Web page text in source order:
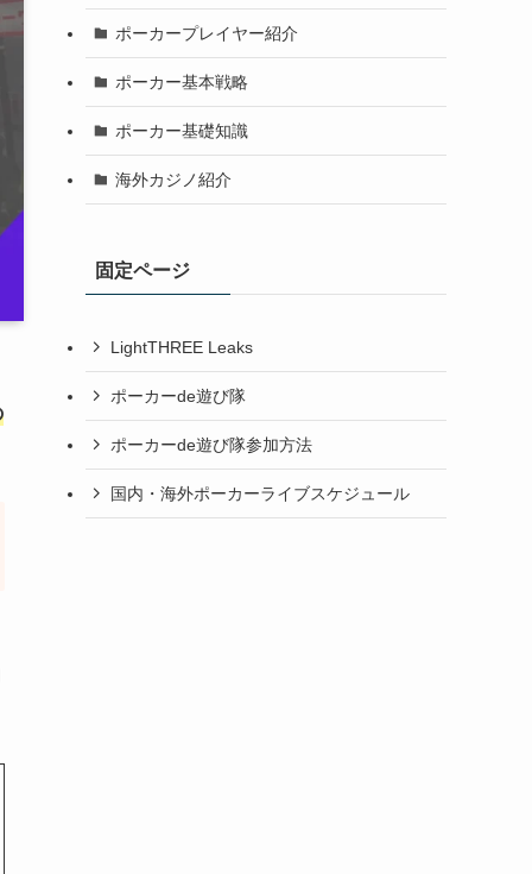
ポーカープレイヤー紹介
ポーカー基本戦略
ポーカー基礎知識
海外カジノ紹介
固定ページ
LightTHREE Leaks
ポーカーde遊び隊
ポーカーde遊び隊参加方法
国内・海外ポーカーライブスケジュール